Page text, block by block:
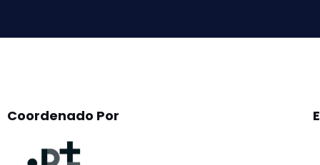
Coordenado Por